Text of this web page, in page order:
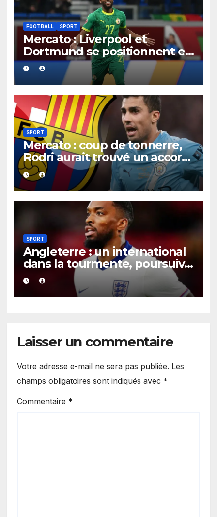
FOOTBALL SPORT
Mercato : Liverpool et
Dortmund se positionnent en
favoris pour recruter Ibrahim
Mbaye
SPORT
Mercato : coup de tonnerre,
Rodri aurait trouvé un accord
XXL avec le Barça pour un
contrat jusqu’en 2030.
SPORT
Angleterre : un international
dans la tourmente, poursuivi
après une présumée
agression survenue en boîte
de nuit.
Laisser un commentaire
Votre adresse e-mail ne sera pas publiée. Les
champs obligatoires sont indiqués avec *
Commentaire *